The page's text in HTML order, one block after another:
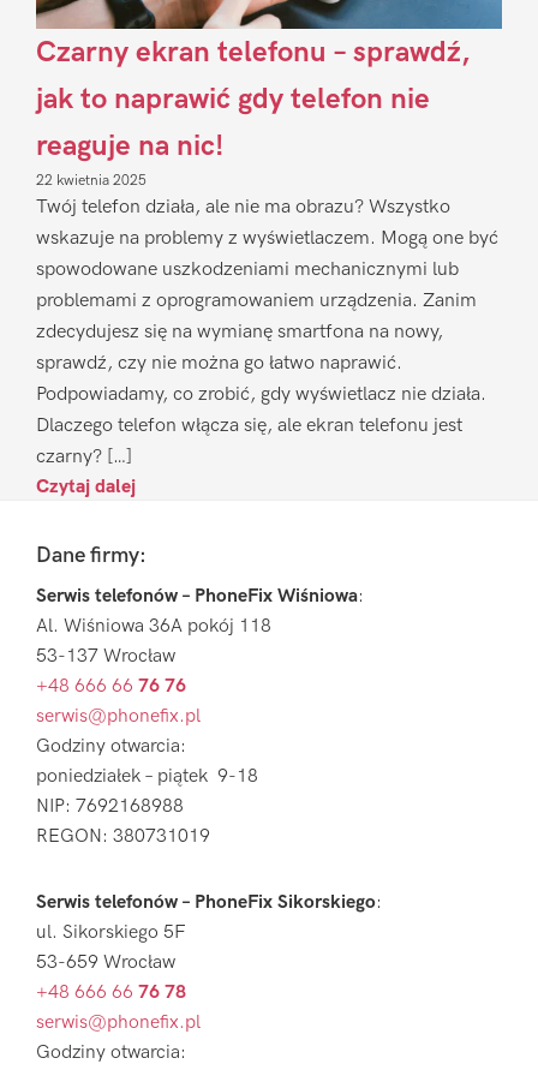
Czarny ekran telefonu – sprawdź,
jak to naprawić gdy telefon nie
reaguje na nic!
22 kwietnia 2025
Twój telefon działa, ale nie ma obrazu? Wszystko
wskazuje na problemy z wyświetlaczem. Mogą one być
spowodowane uszkodzeniami mechanicznymi lub
problemami z oprogramowaniem urządzenia. Zanim
zdecydujesz się na wymianę smartfona na nowy,
sprawdź, czy nie można go łatwo naprawić.
Podpowiadamy, co zrobić, gdy wyświetlacz nie działa.
Dlaczego telefon włącza się, ale ekran telefonu jest
czarny? […]
Czytaj dalej
FooterDane firmy:
Serwis telefonów – PhoneFix Wiśniowa:
Al. Wiśniowa 36A pokój 118
53-137 Wrocław
+48 666 66 76 76
serwis@phonefix.pl
Godziny otwarcia:
poniedziałek – piątek 9-18
NIP: 7692168988
REGON: 380731019
Serwis telefonów – PhoneFix Sikorskiego:
ul. Sikorskiego 5F
53-659 Wrocław
+48 666 66 76 78
serwis@phonefix.pl
Godziny otwarcia: